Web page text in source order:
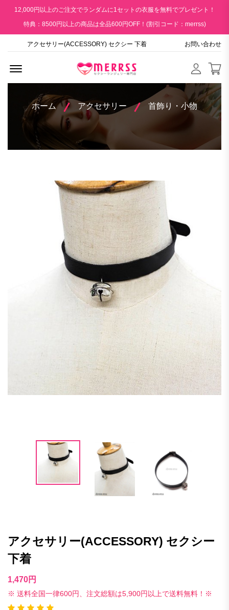
12,000円以上のご注文でランダムに1セットの衣服を無料でプレゼント！
特典：8500円以上の商品は全品600円OFF！(割引コード：merrss)
アクセサリー(ACCESSORY) セクシー 下着 お問い合わせ
ホーム アクセサリー 首飾り・小物
アクセサリー(ACCESSORY) セクシー
下着
1,470円
※ 送料全国一律600円、注文総額は5,900円以上で送料無料！※